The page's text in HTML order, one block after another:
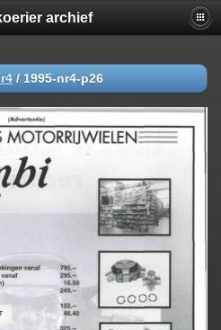
archief
/ 1995-nr4-p26